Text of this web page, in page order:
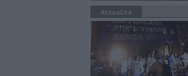
Attualità